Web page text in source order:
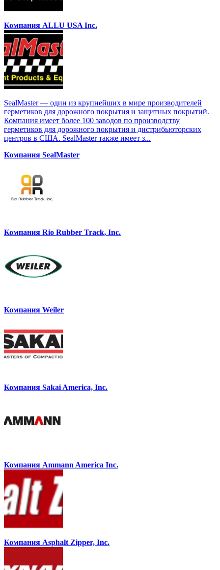
Компания ALLU USA Inc.
SealMaster — один из крупнейших в мире производителей
герметиков для дорожного покрытия и защитных покрытий.
Компания имеет более 100 заводов по производству
герметиков для дорожного покрытия и дистрибьюторских
центров в США. SealMaster также имеет з...
Компания SealMaster
Компания Rio Rubber Track, Inc.
Компания Weiler
Компания Sakai America, Inc.
Компания Ammann America Inc.
Компания Asphalt Zipper, Inc.